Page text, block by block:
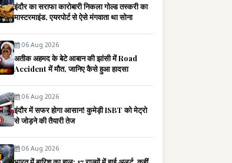
इंदौर का सराफा कारोबारी निकला गोल्ड तस्करी का
मास्टरमाइंड, एयरपोर्ट से ऐसे मंगवाता था सोना
06 Aug 2026
अतीक अहमद के बेटे आबान की झांसी में Road
Accident में मौत, जानिए कैसे हुआ हादसा
06 Aug 2026
इंदौर में सफर होगा आसान! कुमेड़ी ISBT को मेट्रो
से जोड़ने की तैयारी तेज
06 Aug 2026